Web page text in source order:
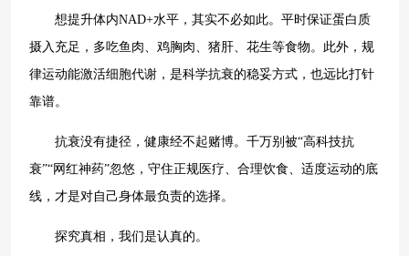
想提升体内NAD+水平，其实不必如此。平时保证蛋白质
摄入充足，多吃鱼肉、鸡胸肉、猪肝、花生等食物。此外，规
律运动能激活细胞代谢，是科学抗衰的稳妥方式，也远比打针
靠谱。
抗衰没有捷径，健康经不起赌博。千万别被“高科技抗
衰”“网红神药”忽悠，守住正规医疗、合理饮食、适度运动的底
线，才是对自己身体最负责的选择。
探究真相，我们是认真的。